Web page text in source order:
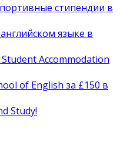
стипендии в
языке в
Accommodation
of English за £150 в
Study!